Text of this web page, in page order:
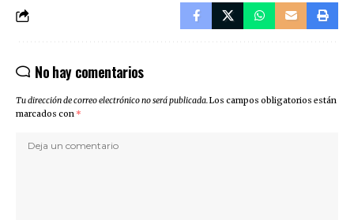
No hay comentarios
Tu dirección de correo electrónico no será publicada.Los campos obligatorios están
marcados con *